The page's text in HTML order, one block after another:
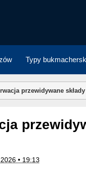
Typy
przewidywane
• 19:13